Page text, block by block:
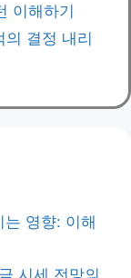
이해하기
의 결정 내리
영향: 이해